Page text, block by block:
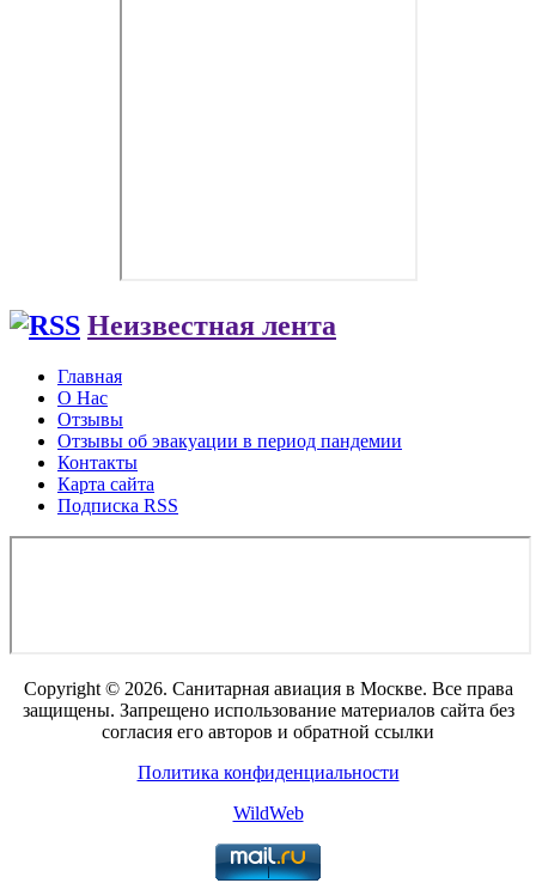
Неизвестная лента
Главная
О Нас
Отзывы
Отзывы об эвакуации в период пандемии
Контакты
Карта сайта
Подписка RSS
Copyright © 2026. Санитарная авиация в Москве. Все права
защищены. Запрещено использование материалов сайта без
согласия его авторов и обратной ссылки
Политика конфиденциальности
WildWeb